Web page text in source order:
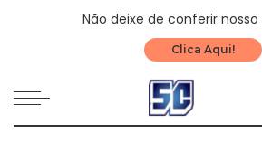
Não deixe de conferir nosso
Clica Aqui!